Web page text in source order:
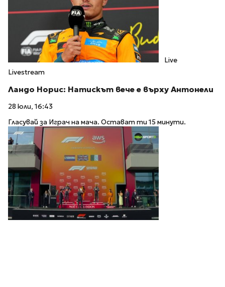
Live
Livestream
Ландо Норис: Натискът вече е върху Антонели
28 юли, 16:43
Гласувай за Играч на мача. Остават ти 15 минути.